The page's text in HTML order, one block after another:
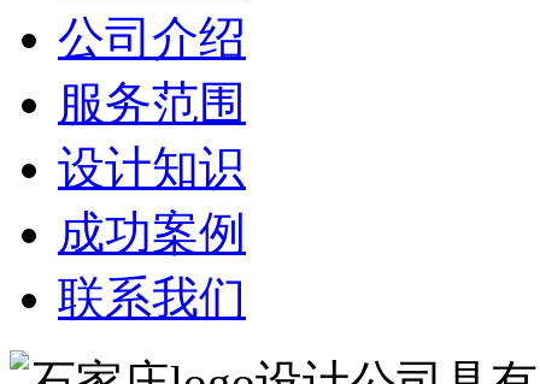
公司介绍
服务范围
设计知识
成功案例
联系我们